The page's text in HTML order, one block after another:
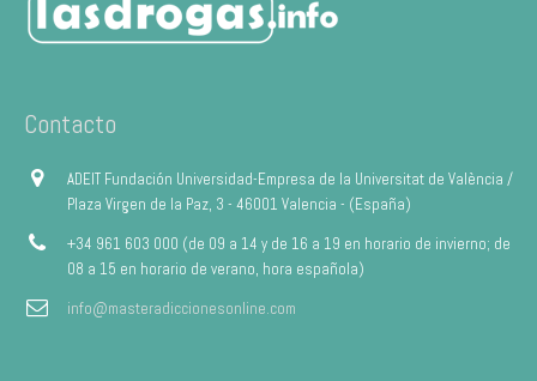
Contacto
ADEIT Fundación Universidad-Empresa de la Universitat de València /
Plaza Virgen de la Paz, 3 - 46001 Valencia - (España)
+34 961 603 000 (de 09 a 14 y de 16 a 19 en horario de invierno; de
08 a 15 en horario de verano, hora española)
info@masteradiccionesonline.com